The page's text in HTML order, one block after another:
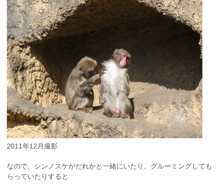
2011年12月撮影
なので、シンノスケがだれかと一緒にいたり、グルーミングしても
らっていたりすると